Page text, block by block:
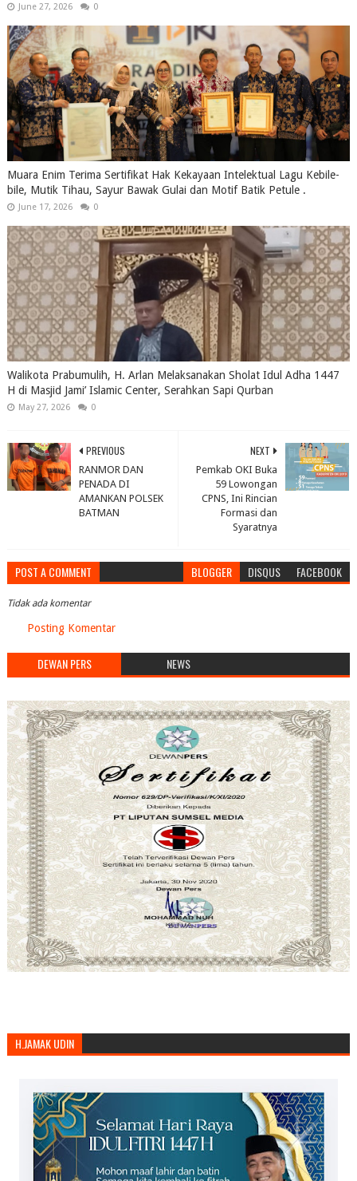
June 27, 2026 0
Muara Enim Terima Sertifikat Hak Kekayaan Intelektual Lagu Kebile-
bile, Mutik Tihau, Sayur Bawak Gulai dan Motif Batik Petule .
June 17, 2026 0
Walikota Prabumulih, H. Arlan Melaksanakan Sholat Idul Adha 1447
H di Masjid Jami’ Islamic Center, Serahkan Sapi Qurban
May 27, 2026 0
NEXT
Pemkab OKI Buka
59 Lowongan
CPNS, Ini Rincian
Formasi dan
Syaratnya
PREVIOUS
RANMOR DAN
PENADA DI
AMANKAN POLSEK
BATMAN
POST A COMMENT BLOGGER DISQUS FACEBOOK
Tidak ada komentar
Posting Komentar
DEWAN PERS NEWS
H.JAMAK UDIN